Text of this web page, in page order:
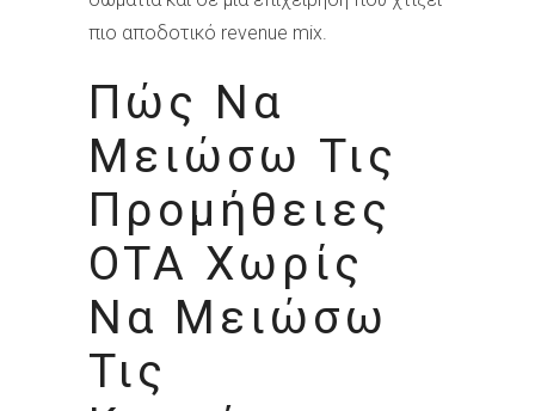
πιο αποδοτικό revenue mix.
Πώς Να
Μειώσω Τις
Προμήθειες
OTA Χωρίς
Να Μειώσω
Τις